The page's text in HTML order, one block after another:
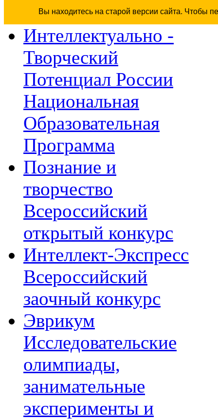
Вы находитесь на старой версии сайта. Чтобы
Интеллектуально -
Творческий
Потенциал России
Национальная
Образовательная
Программа
Познание и
творчество
Всероссийский
открытый конкурс
Интеллект-Экспресс
Всероссийский
заочный конкурс
Эврикум
Исследовательские
олимпиады,
занимательные
эксперименты и